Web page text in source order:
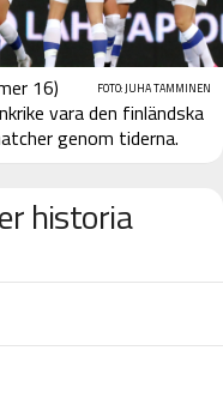
FOTO: JUHA TAMMINEN
16)
vara den finländska
genom tiderna.
historia